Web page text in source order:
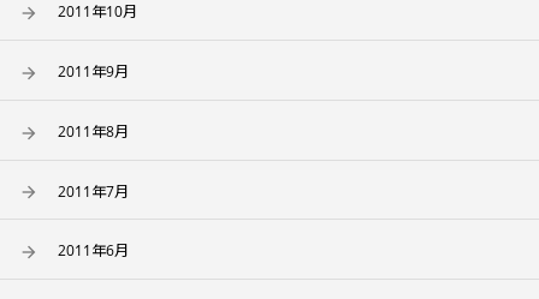
2011年10月
2011年9月
2011年8月
2011年7月
2011年6月